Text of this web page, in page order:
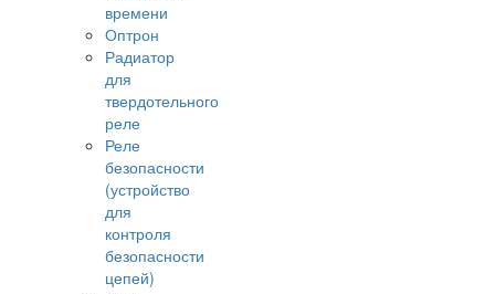
времени
Оптрон
Радиатор
для
твердотельного
реле
Реле
безопасности
(устройство
для
контроля
безопасности
цепей)